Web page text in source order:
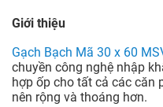
Giới thiệu
Gạch Bạch Mã 30 x 60
chuyền công nghệ nhập
hợp ốp cho tất cả các căn
nên rộng và thoáng hơn.